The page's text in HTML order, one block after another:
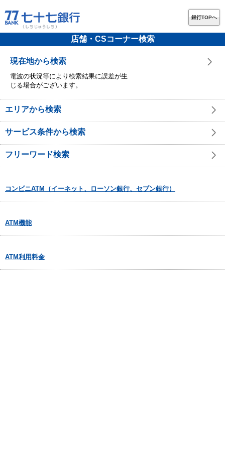
銀行TOPへ
店舗・CSコーナー検索
現在地から検索
電波の状況等により検索結果に誤差が生
じる場合がございます。
エリアから検索
サービス条件から検索
フリーワード検索
コンビニATM（イーネット、ローソン銀行、セブン銀行）
ATM機能
ATM利用料金